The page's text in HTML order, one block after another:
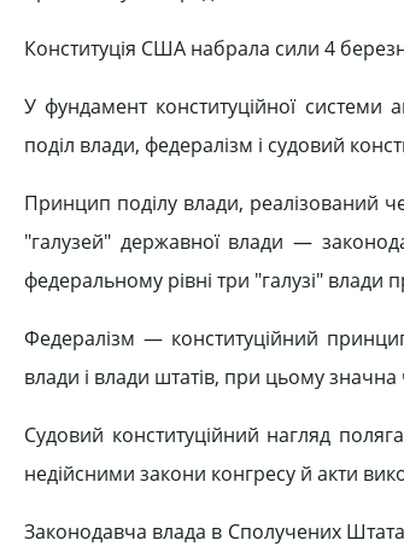
Конституція США набрала сили 4
У фундамент конституційної
поділ влади, федералізм і судовий
Принцип поділу влади, реалізований
"галузей" державної влади —
федеральному рівні три "галузі"
Федералізм — конституційний
влади і влади штатів, при цьому
Судовий конституційний нагляд
недійсними закони конгресу й акти
Законодавча влада в Сполучених